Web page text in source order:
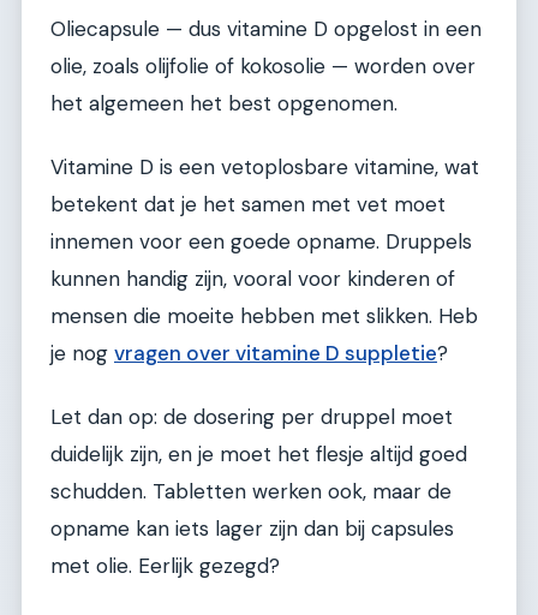
Oliecapsule — dus vitamine D opgelost in een
olie, zoals olijfolie of kokosolie — worden over
het algemeen het best opgenomen.
Vitamine D is een vetoplosbare vitamine, wat
betekent dat je het samen met vet moet
innemen voor een goede opname. Druppels
kunnen handig zijn, vooral voor kinderen of
mensen die moeite hebben met slikken. Heb
je nog vragen over vitamine D suppletie?
Let dan op: de dosering per druppel moet
duidelijk zijn, en je moet het flesje altijd goed
schudden. Tabletten werken ook, maar de
opname kan iets lager zijn dan bij capsules
met olie. Eerlijk gezegd?